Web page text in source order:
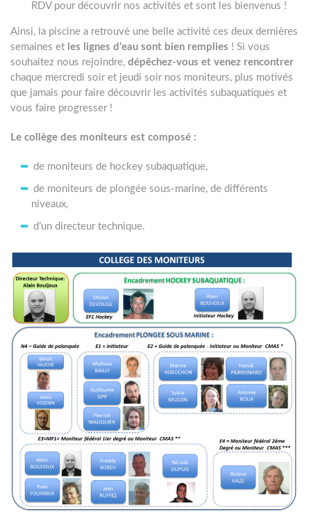
RDV pour découvrir nos activités et sont les bienvenus !
Ainsi, la piscine a retrouvé une belle activité ces deux dernières
semaines et les lignes d’eau sont bien remplies ! Si vous
souhaitez nous rejoindre, dépêchez-vous et venez rencontrer
chaque mercredi soir et jeudi soir nos moniteurs, plus motivés
que jamais pour faire découvrir les activités subaquatiques et
vous faire progresser !
Le collège des moniteurs est composé :
de moniteurs de hockey subaquatique,
de moniteurs de plongée sous-marine, de différents
niveaux,
d’un directeur technique.